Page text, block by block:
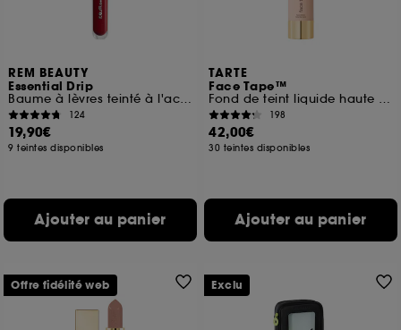
REM BEAUTY
Essential Drip
Baume à lèvres teinté à l'acide hyaluronique
124
19,90€
9 teintes disponibles
Ajouter au panier
TARTE
Face Tape™
Fond de teint liquide haute couvrance
198
42,00€
30 teintes disponibles
Ajouter au panier
Offre fidélité web Exclu